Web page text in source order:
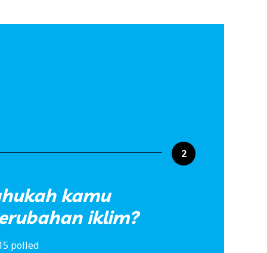
2
kamu
iklim?
polled